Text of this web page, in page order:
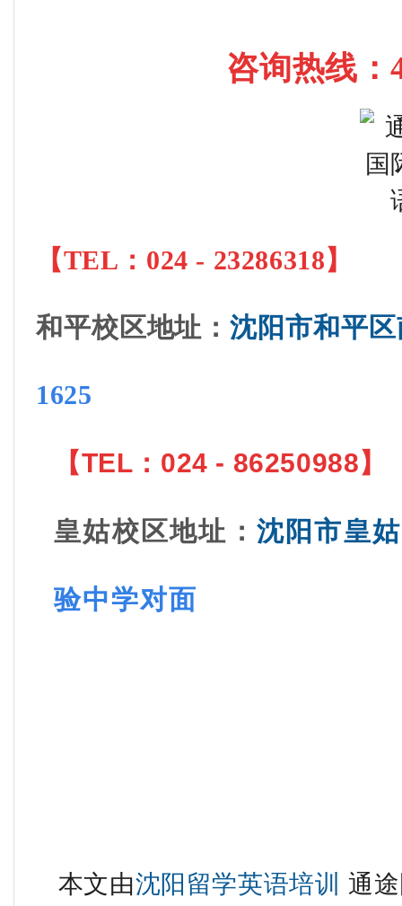
咨询热线
【TEL：024 - 23286318】
和平校区地址 ：沈阳市和平
1625
【TEL： 024 - 86250988】
皇姑校区地址 ： 沈阳市皇
验中学对面
本文由沈阳留学英语培训 通